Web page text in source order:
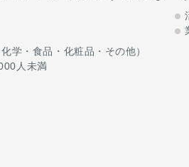
学・食品・化粧品・その他）​
人未満